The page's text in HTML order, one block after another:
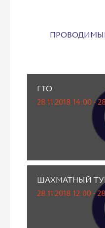
ГТО
28.11.2018 14:00 -
ШАХМАТНЫЙ
28.11.2018 12:00 -